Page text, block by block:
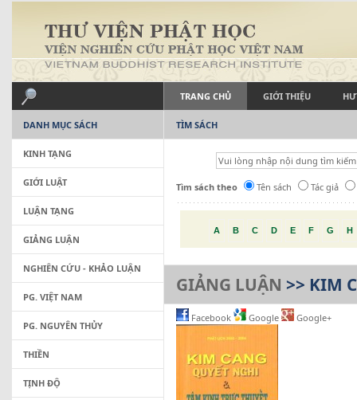
TRANG CHỦ GIỚI THIỆU
TÌM SÁCH
Tìm sách theo Tên sách Tác giả
A B C D E F G H
GIẢNG LUẬN >> KIM
Facebook Google Google+
DANH MỤC SÁCH
KINH TẠNG
GIỚI LUẬT
LUẬN TẠNG
GIẢNG LUẬN
NGHIÊN CỨU - KHẢO LUẬN
PG. VIỆT NAM
PG. NGUYÊN THỦY
THIỀN
TỊNH ĐỘ